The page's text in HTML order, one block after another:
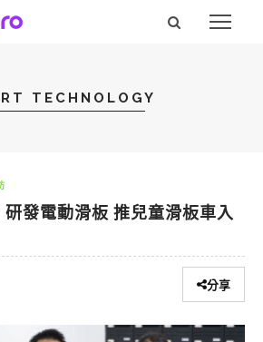
TECHNOLOGY
發電動滑板 推兒童滑板車入
分享